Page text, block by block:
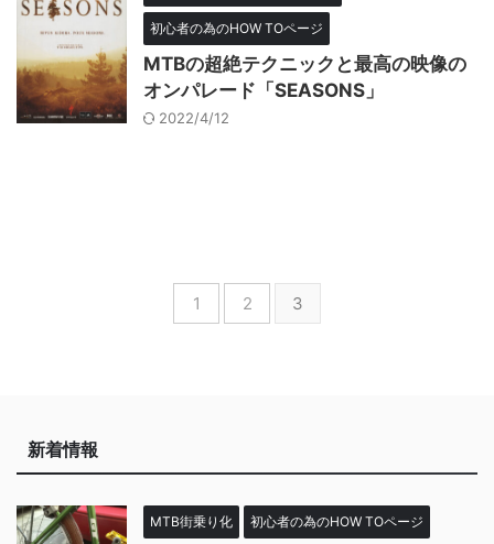
初心者の為のHOW TOページ
MTBの超絶テクニックと最高の映像の
オンパレード「SEASONS」
2022/4/12
1 2 3
新着情報
MTB街乗り化 初心者の為のHOW TOページ